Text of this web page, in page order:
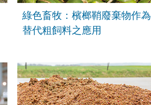
綠色畜牧：檳榔鞘廢棄物作為
替代粗飼料之應用